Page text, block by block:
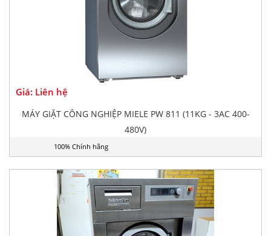
Giá: Liên hệ
MÁY GIẶT CÔNG NGHIỆP MIELE PW 811 (11KG - 3AC 400-
480V)
100% Chính hãng